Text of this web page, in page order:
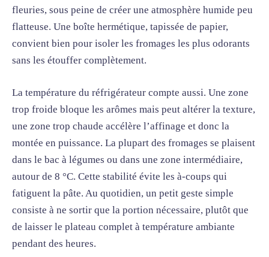
fleuries, sous peine de créer une atmosphère humide peu
flatteuse. Une boîte hermétique, tapissée de papier,
convient bien pour isoler les fromages les plus odorants
sans les étouffer complètement.
La température du réfrigérateur compte aussi. Une zone
trop froide bloque les arômes mais peut altérer la texture,
une zone trop chaude accélère l’affinage et donc la
montée en puissance. La plupart des fromages se plaisent
dans le bac à légumes ou dans une zone intermédiaire,
autour de 8 °C. Cette stabilité évite les à-coups qui
fatiguent la pâte. Au quotidien, un petit geste simple
consiste à ne sortir que la portion nécessaire, plutôt que
de laisser le plateau complet à température ambiante
pendant des heures.